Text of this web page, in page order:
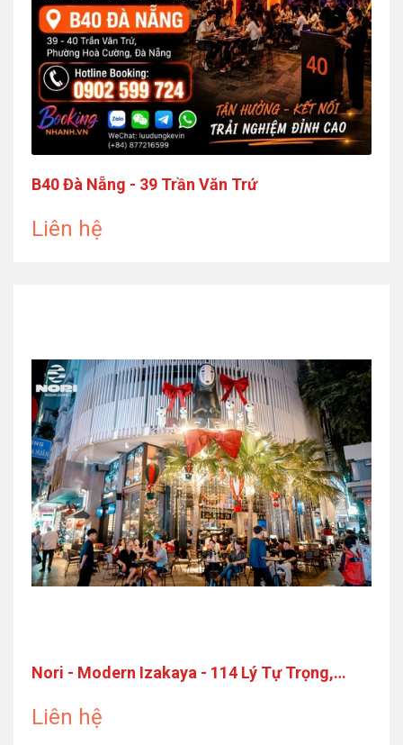
B40 Đà Nẵng - 39 Trần Văn Trứ
Liên hệ
Nori - Modern Izakaya - 114 Lý Tự Trọng,
Liên hệ